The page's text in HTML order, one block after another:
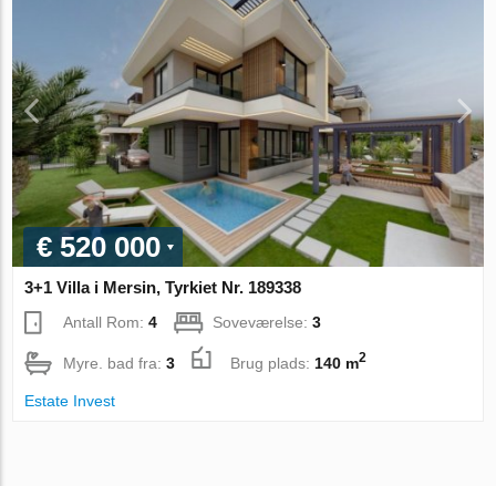
€ 520 000
3+1 Villa i Mersin, Tyrkiet Nr. 189338
Antall Rom:4 Soveværelse:3
Myre. bad fra:3 Brug plads: 140 m2
Estate Invest